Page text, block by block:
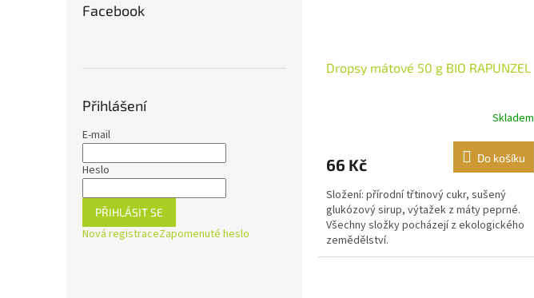
Facebook
Přihlášení
E-mail
Heslo
PŘIHLÁSIT SE
Nová registraceZapomenuté heslo
Dropsy mátové 50 g BIO RAPUNZEL
Skladem
66 Kč Do košíku
Složení: přírodní třtinový cukr, sušený
glukózový sirup, výtažek z máty peprné.
Všechny složky pocházejí z ekologického
zemědělství.